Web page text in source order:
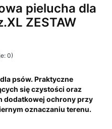
pielucha dla
ZESTAW
0)
psów. Praktyczne
się czystości oraz
dodatkowej ochrony przy
oznaczaniu terenu.